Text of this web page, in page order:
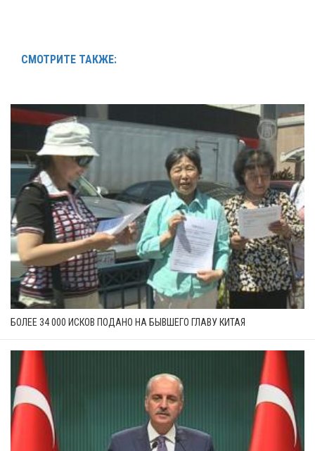
СМОТРИТЕ ТАКЖЕ:
БОЛЕЕ 34 000 ИСКОВ ПОДАНО НА БЫВШЕГО ГЛАВУ КИТАЯ